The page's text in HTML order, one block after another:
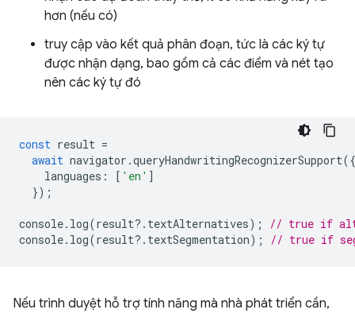
hơn (nếu có)
truy cập vào kết quả phân đoạn, tức là các ký tự
được nhận dạng, bao gồm cả các điểm và nét tạo
nên các ký tự đó
const result =
await navigator .queryHandwritingRecognizerSupport({
languages : [ 'en' ]
});
console. log(result? . textAlternatives);
// true if
console. log(result? . textSegmentation); // true if
Nếu trình duyệt hỗ trợ tính năng mà nhà phát triển cần,